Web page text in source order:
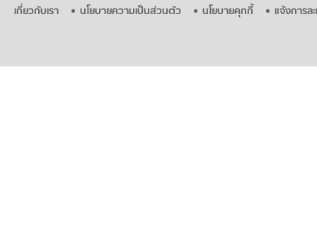
เกี่ยวกับเรา นโยบายความเป็นส่วนตัว นโยบายคุกกี้ แจ้งการล